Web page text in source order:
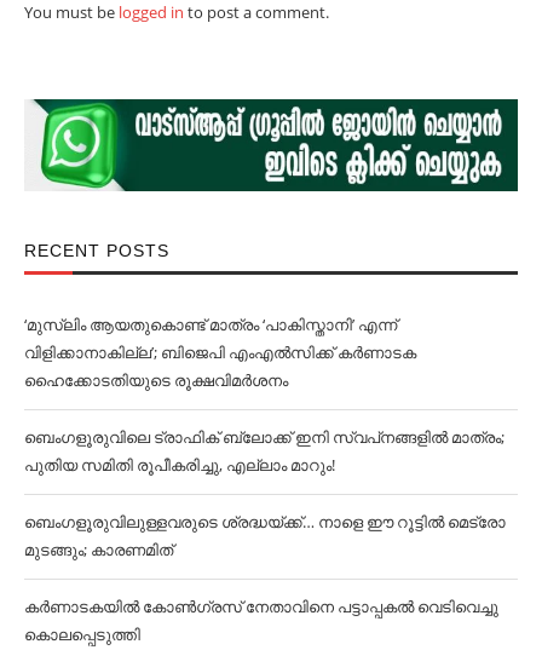
You must be logged in to post a comment.
RECENT POSTS
‘മുസ്‌ലിം ആയതുകൊണ്ട് മാത്രം ‘പാകിസ്താനി’ എന്ന്
വിളിക്കാനാകില്ല’; ബിജെപി എംഎല്‍സിക്ക് കര്‍ണാടക
ഹൈക്കോടതിയുടെ രൂക്ഷവിമര്‍ശനം
ബെംഗളൂരുവിലെ ട്രാഫിക് ബ്ലോക്ക് ഇനി സ്വപ്‌നങ്ങളില്‍ മാത്രം;
പുതിയ സമിതി രൂപീകരിച്ചു, എല്ലാം മാറും!
ബെംഗളൂരുവിലുള്ളവരുടെ ശ്രദ്ധയ്ക്ക്… നാളെ ഈ റൂട്ടില്‍ മെട്രോ
മുടങ്ങും; കാരണമിത്
കര്‍ണാടകയില്‍ കോണ്‍ഗ്രസ് നേതാവിനെ പട്ടാപ്പകല്‍ വെടിവെച്ചു
കൊലപ്പെടുത്തി